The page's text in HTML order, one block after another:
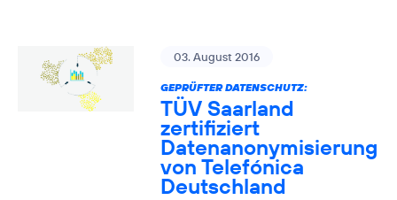
03. August 2016
GEPRÜFTER DATENSCHUTZ:
TÜV Saarland
zertifiziert
Datenanonymisierung
von Telefónica
Deutschland